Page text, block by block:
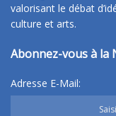
valorisant le débat
culture et arts.
Abonnez-vous à la
Adresse E-Mail: